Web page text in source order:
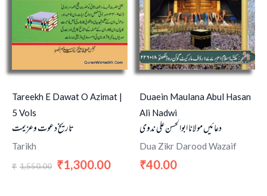
Tareekh E Dawat O Azimat |
5 Vols
تاریخ دعوت وعزیمت
Tarikh
₹ 1,550.00 ₹1,300.00
Duaein Maulana Abul Hasan
Ali Nadwi
دعائیں مولانا ابوالحسن علی ندوی
Dua Zikr Darood Wazaif
₹40.00